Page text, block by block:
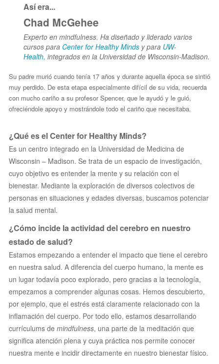
Así era...
Chad McGehee
Experto en mindfulness. Ha diseñado y liderado varios
cursos para Center for Healthy Minds y para UW-
Health, integrados en la Universidad de Wisconsin-Madison.
Su padre murió cuando tenía 17 años y durante aquella época se sintió
muy perdido. De esta etapa especialmente difícil de su vida, recuerda
con mucho cariño a su profesor Spencer, que le ayudó y le guió,
ofreciéndole apoyo y mostrándole todo el cariño que necesitaba.
¿Qué es el Center for Healthy Minds?
Es un centro integrado en la Universidad de Medicina de
Wisconsin – Madison. Se trata de un espacio de investigación,
cuyo objetivo es entender la mente y su relación con el
bienestar. Mediante la exploración de diversos colectivos de
personas en situaciones y edades diversas, buscamos potenciar
la salud mental.
¿Cómo incide la actividad del cerebro en nuestro
estado de salud?
Estamos empezando a entender el impacto que tiene el cerebro
en nuestra salud. A diferencia del cuerpo humano, la mente es
un lugar todavía poco explorado, pero gracias a la tecnología,
empezamos a comprender algunas cosas. Hemos descubierto,
por ejemplo, que el estrés está claramente relacionado con la
inflamación del cuerpo. Por todo ello, estamos desarrollando
currículums de mindfulness, una parte de la meditación que
significa atención plena y cuya práctica nos permite conocer
nuestra mente e incidir directamente en nuestro bienestar físico.